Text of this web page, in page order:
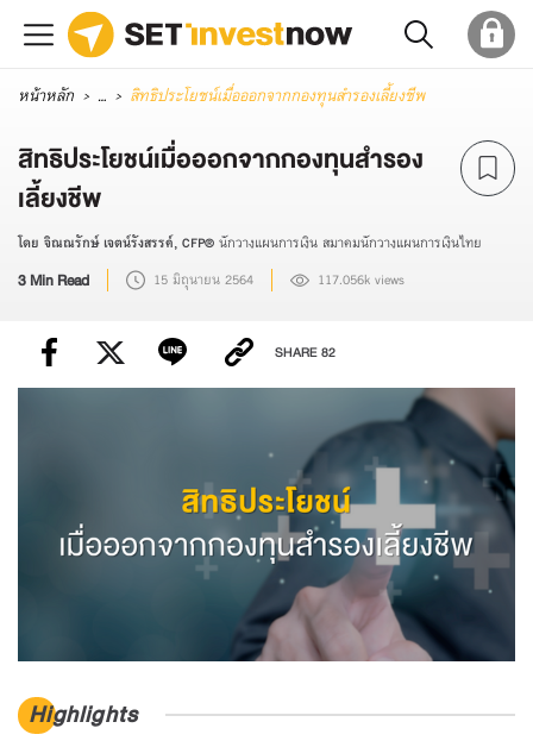
หน้าหลัก ... สิทธิประโยชน์เมื่อออกจากกองทุนสำรองเลี้ยงชีพ
สิทธิประโยชน์เมื่อออกจากกองทุนสำรอง
เลี้ยงชีพ
โดย จิณณรักษ์ เจตน์รังสรรค์, CFP® นักวางแผนการเงิน สมาคมนักวางแผนการเงินไทย
3 Min Read 15 มิถุนายน 2564 117.056k views
SHARE82
Highlights